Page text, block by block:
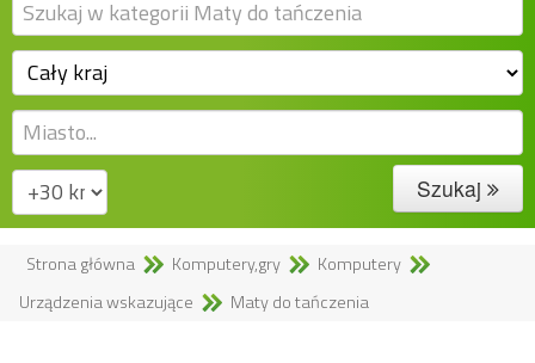
Szukaj
Strona główna Komputery,gry
Komputery
Urządzenia wskazujące
Maty do tańczenia